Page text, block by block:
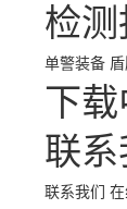
检
单警装备
下
联系
联系我们